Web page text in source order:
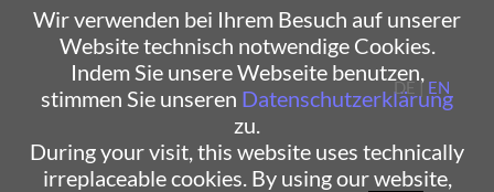
Wir verwenden bei Ihrem Besuch auf unserer
Website technisch notwendige Cookies.
Indem Sie unsere Webseite benutzen,
stimmen Sie unseren Datenschutzerklärung
zu.
During your visit, this website uses technically
irreplaceable cookies. By using our website,
DE | EN